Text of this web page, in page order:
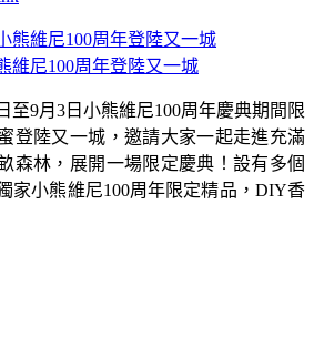
維尼100周年登陸又一城
至9月3日小熊維尼100周年慶典期間限
登陸又一城，邀請大家一起走進充滿
森林，展開一場限定慶典！設有多個
家小熊維尼100周年限定精品，DIY香